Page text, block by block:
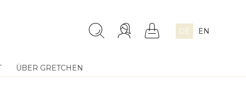
DE EN
ÜBER GRETCHEN